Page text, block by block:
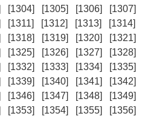
[1304] [1305] [1306]
[1307]
[1311] [1312] [1313]
[1314]
[1318] [1319] [1320]
[1321]
[1325] [1326] [1327]
[1328]
[1332] [1333] [1334]
[1335]
[1339] [1340] [1341]
[1342]
[1346] [1347] [1348]
[1349]
[1353] [1354] [1355]
[1356]